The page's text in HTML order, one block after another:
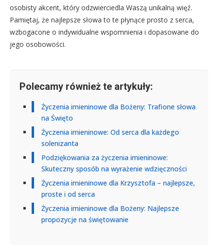
osobisty akcent, który odzwierciedla Waszą unikalną więź.
Pamiętaj, że najlepsze słowa to te płynące prosto z serca,
wzbogacone o indywidualne wspomnienia i dopasowane do
jego osobowości.
Polecamy również te artykuły:
Życzenia imieninowe dla Bożeny: Trafione słowa
na Święto
Życzenia imieninowe: Od serca dla każdego
solenizanta
Podziękowania za życzenia imieninowe:
Skuteczny sposób na wyrażenie wdzięczności
Życzenia imieninowe dla Krzysztofa – najlepsze,
proste i od serca
Życzenia imieninowe dla Bożeny: Najlepsze
propozycje na świętowanie